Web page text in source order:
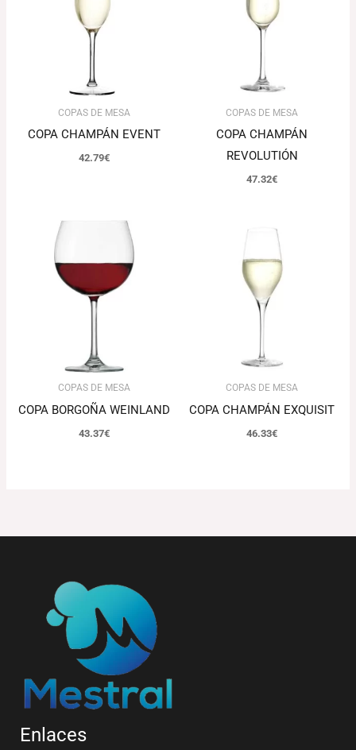
COPAS DE MESA
COPA CHAMPÁN EVENT
42.79€
COPAS DE MESA
COPA CHAMPÁN
REVOLUTIÓN
47.32€
COPAS DE MESA
COPA BORGOÑA WEINLAND
43.37€
COPAS DE MESA
COPA CHAMPÁN EXQUISIT
46.33€
Enlaces